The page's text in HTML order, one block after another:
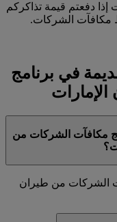
دفعتم قيمة تذاكركم
مكافآت الشركات.
في برنامج
مكافآت الشركات من
الشركات من طيران